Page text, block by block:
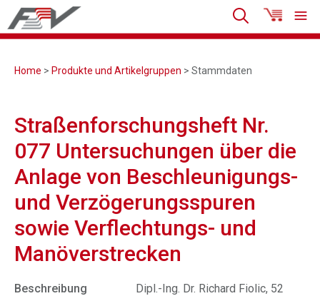
Home > Produkte und Artikelgruppen > Stammdaten
Straßenforschungsheft Nr.
077 Untersuchungen über die
Anlage von Beschleunigungs-
und Verzögerungsspuren
sowie Verflechtungs- und
Manöverstrecken
Beschreibung
Dipl.-Ing. Dr. Richard Fiolic, 52